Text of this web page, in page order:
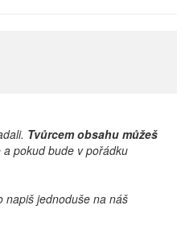
Tvůrcem obsahu můžeš
pokud bude v pořádku
napiš jednoduše na náš